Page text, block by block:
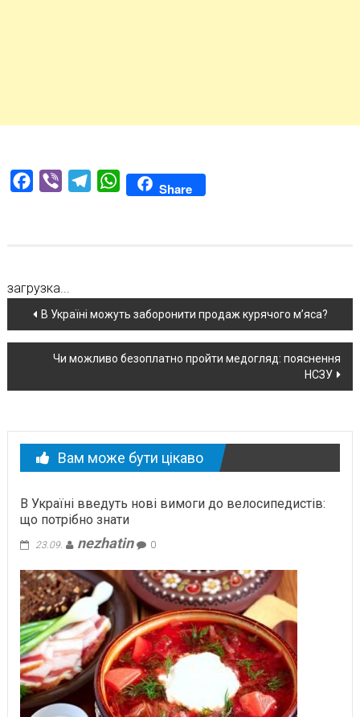
Facebook
Viber TelegramWhatsAppShare
загрузка...
Навігація
по
новині
В Україні можуть заборонити продаж курячого м’яса?
Чи можливо безоплатно пройти медогляд: пояснення
НСЗУ
Вам може бути цікаво
В Україні введуть нові вимоги до велосипедистів:
що потрібно знати
23.09. nezhatin 0